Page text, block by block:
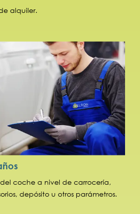
alquiler.
coche a nivel de carrocería,
depósito u otros parámetros.